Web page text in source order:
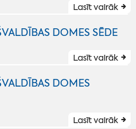
Lasīt vairāk
DOMES SĒDE
Lasīt vairāk
DOMES
Lasīt vairāk